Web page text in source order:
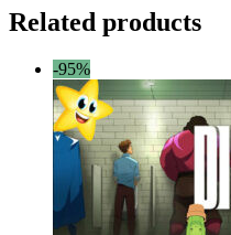
Related products
-95%